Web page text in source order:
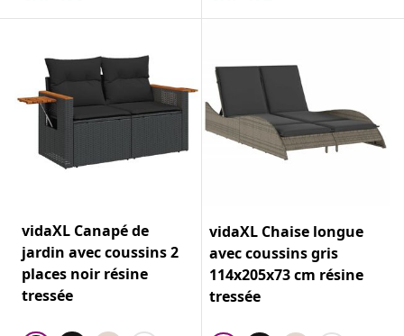
vidaXL Canapé de
jardin avec coussins 2
places noir résine
tressée
vidaXL Chaise longue
avec coussins gris
114x205x73 cm résine
tressée